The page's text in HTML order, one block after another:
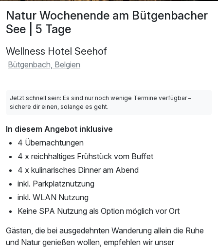
Natur Wochenende am Bütgenbacher
See | 5 Tage
Wellness Hotel Seehof
Bütgenbach, Belgien
Jetzt schnell sein: Es sind nur noch wenige Termine verfügbar –
sichere dir einen, solange es geht.
In diesem Angebot inklusive
4 Übernachtungen
4 x reichhaltiges Frühstück vom Buffet
4 x kulinarisches Dinner am Abend
inkl. Parkplatznutzung
inkl. WLAN Nutzung
Keine SPA Nutzung als Option möglich vor Ort
Gästen, die bei ausgedehnten Wanderung allein die Ruhe
und Natur genießen wollen, empfehlen wir unser